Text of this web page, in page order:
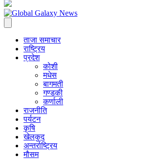
ताजा समाचार
राष्ट्रिय
प्रदेश
कोशी
मधेस
बागमती
गण्डकी
कर्णाली
राजनीति
पर्यटन
कृषि
खेलकुद
अन्तर्राष्ट्रिय
मौसम